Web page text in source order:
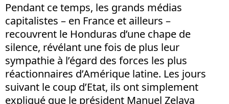
Pendant ce temps, les grands médias
capitalistes – en France et ailleurs –
recouvrent le Honduras d’une chape de
silence, révélant une fois de plus leur
sympathie à l’égard des forces les plus
réactionnaires d’Amérique latine. Les jours
suivant le coup d’Etat, ils ont simplement
expliqué que le président Manuel Zelaya